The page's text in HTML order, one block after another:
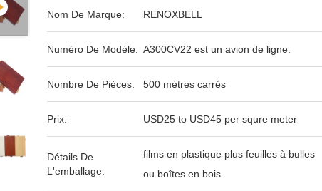
Nom De Marque: RENOXBELL
Numéro De Modèle: A300CV22 est un avion de ligne.
Nombre De Pièces: 500 mètres carrés
Prix: USD25 to USD45 per squre meter
Détails De
L'emballage:
films en plastique plus feuilles à bulles
ou boîtes en bois